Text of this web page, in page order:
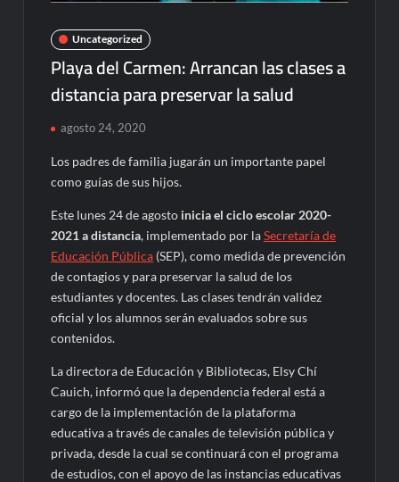
Uncategorized
Playa del Carmen: Arrancan las clases a
distancia para preservar la salud
agosto 24, 2020
Los padres de familia jugarán un importante papel
como guías de sus hijos.
Este lunes 24 de agosto inicia el ciclo escolar 2020-
2021 a distancia, implementado por laSecretaría de
Educación Pública (SEP), como medida de prevención
de contagios y para preservar la salud de los
estudiantes y docentes. Las clases tendrán validez
oficial y los alumnos serán evaluados sobre sus
contenidos.
La directora de Educación y Bibliotecas, Elsy Chí
Cauich, informó que la dependencia federal está a
cargo de la implementación de la plataforma
educativa a través de canales de televisión pública y
privada, desde la cual se continuará con el programa
de estudios, con el apoyo de las instancias educativas